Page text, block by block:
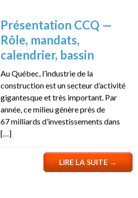
Présentation CCQ —
Rôle, mandats,
calendrier, bassin
Au Québec, l’industrie de la
construction est un secteur d’activité
gigantesque et très important. Par
année, ce milieu génère près de
67 milliards d’investissements dans
[…]
LIRE LA SUITE→